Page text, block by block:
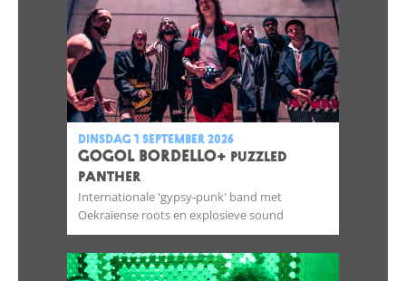
dinsdag 1 september 2026
GOGOL BORDELLO+ Puzzled
Panther
Internationale 'gypsy-punk' band met
Oekraïense roots en explosieve sound